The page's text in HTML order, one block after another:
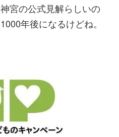
宮の公式見解らしいの
年後になるけどね。